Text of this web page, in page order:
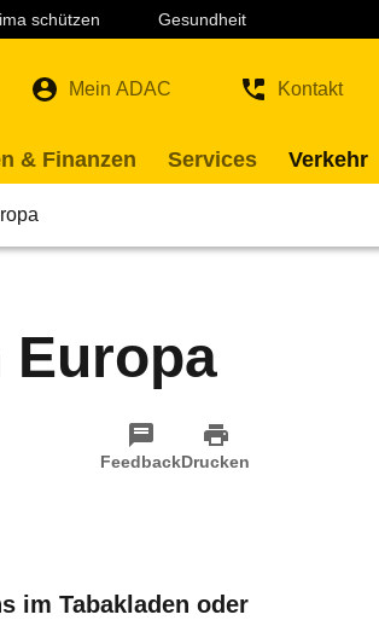
schützen Gesundheit
Mein ADAC Kontakt
& Finanzen Services Verkehr
Europa
FeedbackDrucken
im Tabakladen oder